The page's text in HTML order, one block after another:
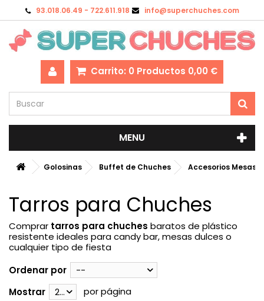
93.018.06.49 - 722.611.918 info@superchuches.com
Carrito: 0 Productos 0,00 €
MENU
Golosinas Buffet de Chuches Accesorios Mesas
Tarros para Chuches
Comprar tarros para chuches baratos de plástico
resistente ideales para candy bar, mesas dulces o
cualquier tipo de fiesta
Ordenar por
--
Mostrar
28 por página